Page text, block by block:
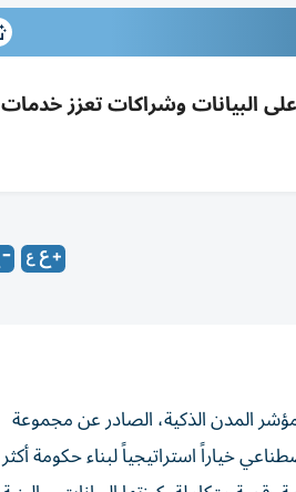
البيانات وشراكات تعزز خدمات
مؤشر المدن الذكية، الصادر عن مجموعة
خياراً استراتيجياً لبناء حكومة أكثر